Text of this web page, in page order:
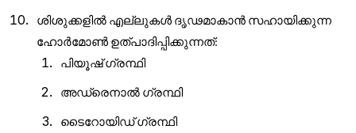
ശിശുക്കളിൽ എല്ലുകൾ ദൃഢമാകാൻ സഹായിക്കുന്ന
ഹോർമോൺ ഉത്പാദിപ്പിക്കുന്നത്:
പിയൂഷ്ഗ്രന്ഥി
അഡ്രെനാൽ ഗ്രന്ഥി
ടൈറോയിഡ്‌ഗ്രന്ഥി